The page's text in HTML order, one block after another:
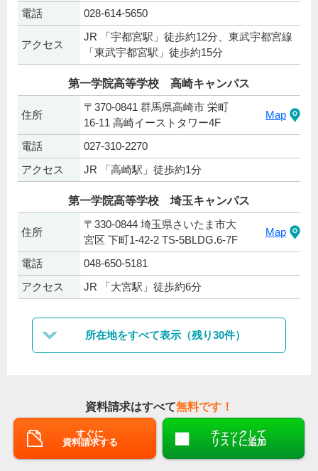
電話 028-614-5650
アクセス
JR 「宇都宮駅」徒歩約12分、東武宇都宮線
「東武宇都宮駅」徒歩約15分
第一学院高等学校 高崎キャンパス
住所
〒370-0841 群馬県高崎市 栄町
16-11 高崎イーストタワー4F
Map
電話
027-310-2270
アクセス
JR 「高崎駅」徒歩約1分
第一学院高等学校 埼玉キャンパス
住所
〒330-0844 埼玉県さいたま市大
宮区 下町1-42-2 TS-5BLDG.6-7F
Map
電話
048-650-5181
アクセス
JR 「大宮駅」徒歩約6分
所在地をすべて表示（残り30件）
資料請求はすべて無料です！
すぐに
資料請求する
チェックして
リストに追加